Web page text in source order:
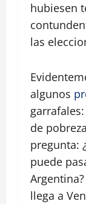
hubiesen
las
algunos
de
pregunta:
puede
llega a